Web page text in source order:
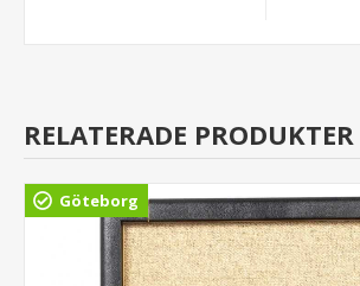
RELATERADE PRODUKTER
Göteborg